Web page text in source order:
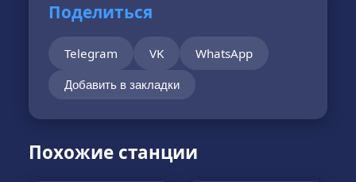
Поделиться
Telegram VK WhatsApp
Добавить в закладки
Похожие станции